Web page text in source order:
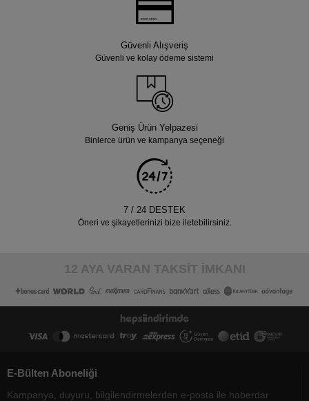
Güvenli Alışveriş
Güvenli ve kolay ödeme sistemi
Geniş Ürün Yelpazesi
Binlerce ürün ve kampanya seçeneği
7 / 24 DESTEK
Öneri ve şikayetlerinizi bize iletebilirsiniz.
12 AYA VARAN TAKSİT İMKANI
E-Bülten Aboneliği
Kampanya, duyuru, bilgilendirmelerden e-posta ile haberdar